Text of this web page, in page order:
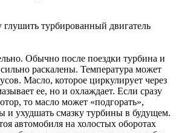
турбированный двигатель
Обычно после поездки турбина и
раскалены. Температура может
Масло, которое циркулирует через
ее, но и охлаждает. Если сразу
то масло может «подгорать»,
и ухудшать смазку турбины в будущем.
автомобиля на холостых оборотах